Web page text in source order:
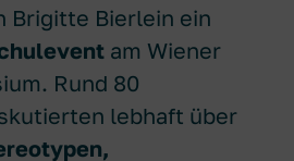
Brigitte Bierlein ein
am Wiener
Rund 80
lebhaft über